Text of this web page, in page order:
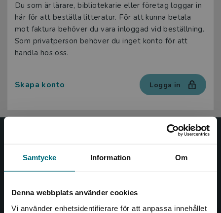
Samtycke Information Om
Denna webbplats använder cookies
Vi använder enhetsidentifierare för att anpassa innehållet
Du som är lärare, bibliotekarie eller företag loggar in
här för att beställa litteratur. För att kunna betala
mot faktura behöver du vara inloggad vid beställning.
Som privatperson behöver du inget konto för att
handla hos oss.
Skapa konto Logga in
Nypon och Vilja
Nypon och Vilja förlag ger ut böcker som väcker läslust
såväl barn som vuxna.
Nypon och Vilja förlag är en del av Studentlitteratur.